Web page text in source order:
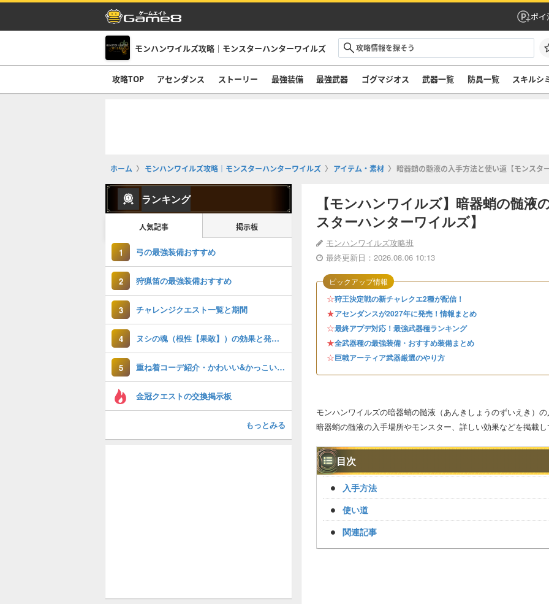
ポイ
モンハンワイルズ攻略｜モンスターハンターワイルズ
攻略TOP アセンダンス ストーリー 最強装備 最強武器 ゴグマジオス 武器一覧 防具一覧 スキルシ
ホーム モンハンワイルズ攻略｜モンスターハンターワイルズ アイテム・素材 暗器蛸の髄液の入手方法と使い道【モンスタ
【モンハンワイルズ】暗器蛸の髄液
スターハンターワイルズ】
モンハンワイルズ攻略班
最終更新日：2026.08.06 10:13
☆狩王決定戦の新チャレクエ2種が配信！
★アセンダンスが2027年に発売！情報まとめ
☆最終アプデ対応！最強武器種ランキング
★全武器種の最強装備・おすすめ装備まとめ
☆巨戟アーティア武器厳選のやり方
ピックアップ情報
モンハンワイルズの暗器蛸の髄液（あんきしょうのずいえき）
暗器蛸の髄液の入手場所やモンスター、詳しい効果などを掲載
目次
入手方法
使い道
関連記事
ランキング
人気記事 掲示板
1 弓の最強装備おすすめ
2 狩猟笛の最強装備おすすめ
3 チャレンジクエスト一覧と期間
4 ヌシの魂（根性【果敢】）の効果と発動装備
5 重ね着コーデ紹介・かわいい&かっこいいコーデまとめ
金冠クエストの交換掲示板
もっとみる